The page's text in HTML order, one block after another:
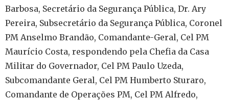
Barbosa, Secretário da Segurança Pública, Dr. Ary
Pereira, Subsecretário da Segurança Pública, Coronel
PM Anselmo Brandão, Comandante-Geral, Cel PM
Maurício Costa, respondendo pela Chefia da Casa
Militar do Governador, Cel PM Paulo Uzeda,
Subcomandante Geral, Cel PM Humberto Sturaro,
Comandante de Operações PM, Cel PM Alfredo,